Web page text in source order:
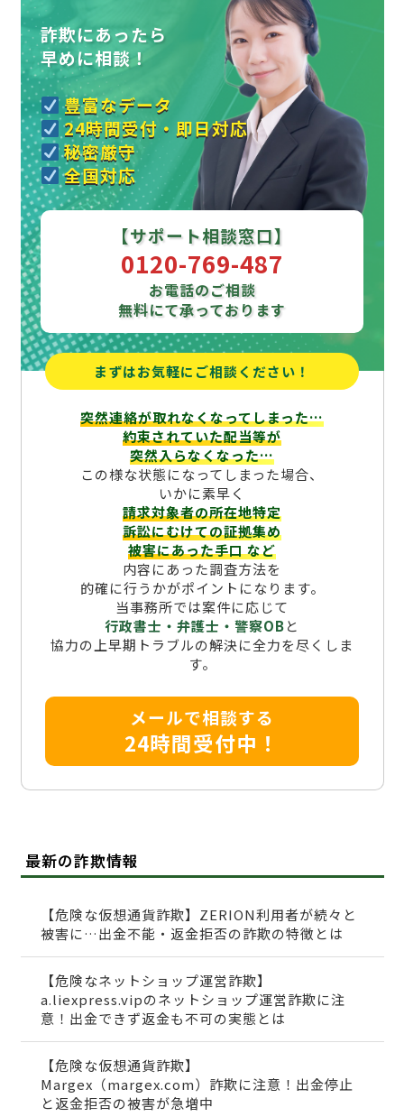
詐欺にあったら
早めに相談！
豊富なデータ
24時間受付・即日対応
秘密厳守
全国対応
【サポート相談窓口】
0120-769-487
お電話のご相談
無料にて承っております
まずはお気軽にご相談ください！
突然連絡が取れなくなってしまった…
約束されていた配当等が
突然入らなくなった…
この様な状態になってしまった場合、
いかに素早く
請求対象者の所在地特定
訴訟にむけての証拠集め
被害にあった手口など
内容にあった調査方法を
的確に行うかがポイントになります。
当事務所では案件に応じて
行政書士・弁護士・警察OBと
協力の上早期トラブルの解決に全力を尽くしま
す。
メールで相談する
24時間受付中！
最新の詐欺情報
【危険な仮想通貨詐欺】ZERION利用者が続々と
被害に…出金不能・返金拒否の詐欺の特徴とは
【危険なネットショップ運営詐欺】
a.liexpress.vipのネットショップ運営詐欺に注
意！出金できず返金も不可の実態とは
【危険な仮想通貨詐欺】
Margex（margex.com）詐欺に注意！出金停止
と返金拒否の被害が急増中